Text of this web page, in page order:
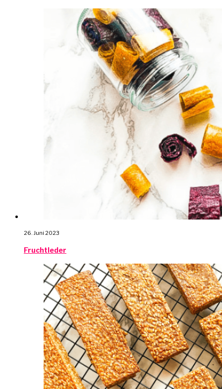
26. Juni 2023
Fruchtleder